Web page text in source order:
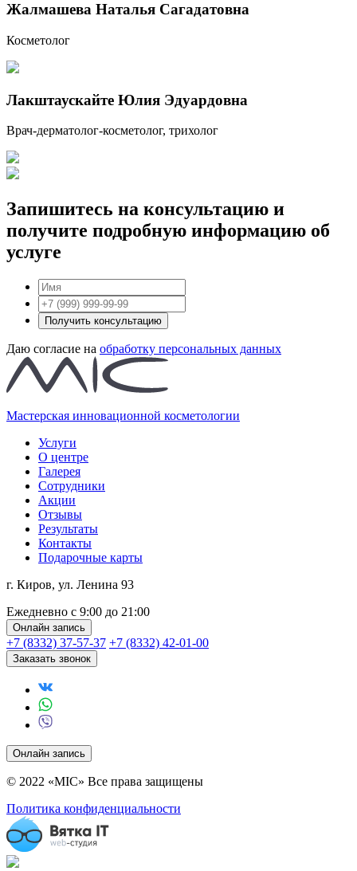
Жалмашева Наталья Сагадатовна
Косметолог
Лакштаускайте Юлия Эдуардовна
Врач-дерматолог-косметолог, трихолог
Запишитесь на консультацию и
получите подробную информацию об
услуге
Получить консультацию
Даю согласие на обработку персональных данных
Мастерская инновационной косметологии
Услуги
О центре
Галерея
Сотрудники
Акции
Отзывы
Результаты
Контакты
Подарочные карты
г. Киров, ул. Ленина 93
Ежедневно с 9:00 до 21:00
Онлайн запись
+7 (8332) 37-57-37 +7 (8332) 42-01-00
Заказать звонок
Онлайн запись
© 2022 «MIC» Все права защищены
Политика конфиденциальности